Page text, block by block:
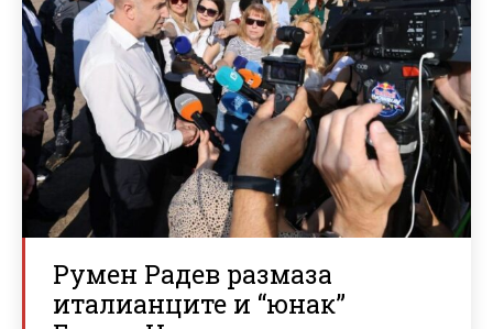
Румен Радев размаза
италианците и “юнак”